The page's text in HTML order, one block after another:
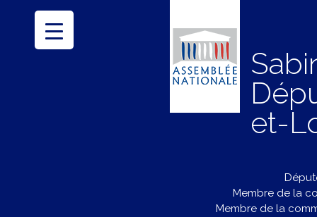
et-
Membre de la
Membre de la